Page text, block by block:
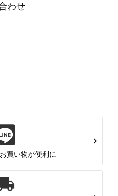
わせ
買い物が便利に